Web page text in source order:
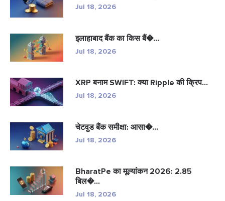
Jul 18, 2026
इलाहाबाद बैंक का किस बैं�...
Jul 18, 2026
XRP बनाम SWIFT: क्या Ripple की क्रिप...
Jul 18, 2026
चेटवुड बैंक समीक्षा: आसा�...
Jul 18, 2026
BharatPe का मूल्यांकन 2026: 2.85
बिल�...
Jul 18, 2026